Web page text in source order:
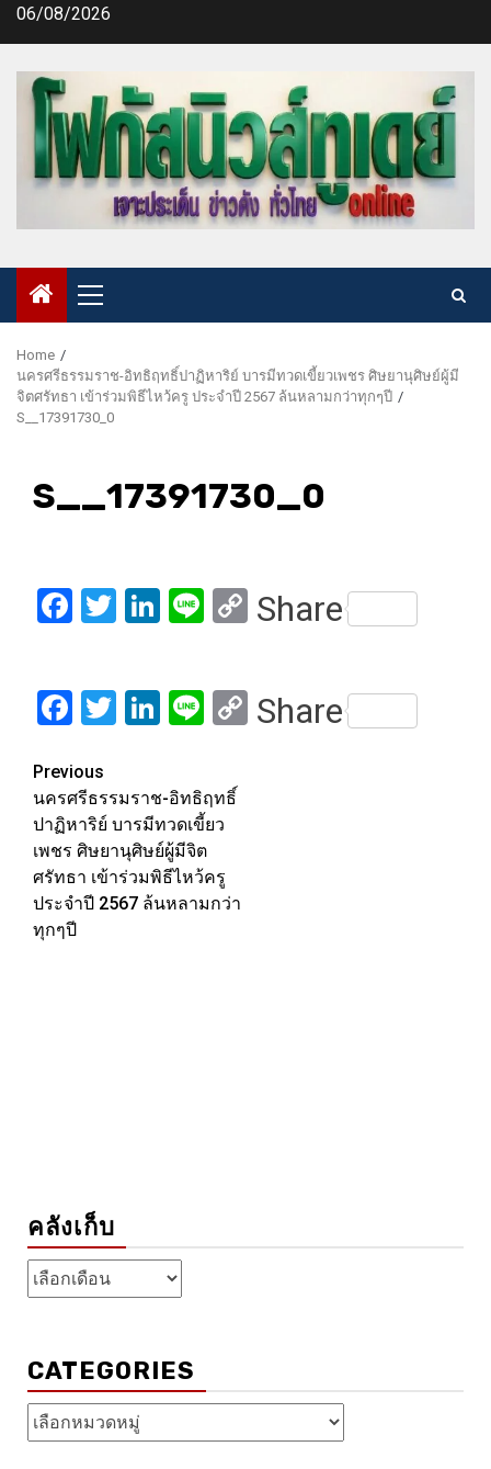
Skip06/08/2026
Primary
Menu
Home
นครศรีธรรมราช-อิทธิฤทธิ์ปาฏิหาริย์ บารมีทวดเขี้ยวเพชร ศิษยานุศิษย์ผู้มี
จิตศรัทธา เข้าร่วมพิธีไหว้ครู ประจำปี 2567 ล้นหลามกว่าทุกๆปี
S__17391730_0
S__17391730_0
Facebook
Twitter
LinkedIn
LineCopy
Share
Facebook
Twitter
LinkedIn
LineCopy
Share
Post
navigation
Previous
นครศรีธรรมราช-อิทธิฤทธิ์
ปาฏิหาริย์ บารมีทวดเขี้ยว
เพชร ศิษยานุศิษย์ผู้มีจิต
ศรัทธา เข้าร่วมพิธีไหว้ครู
ประจำปี 2567 ล้นหลามกว่า
ทุกๆปี
คลังเก็บ
คลัง
เก็บ
CATEGORIES
Categories